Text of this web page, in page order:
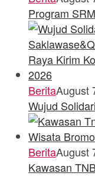
Program
BeritaAugust
Wujud
BeritaAugust
Kawasan